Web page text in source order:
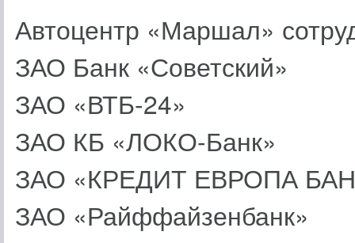
Автоцентр «Маршал»
ЗАО Банк «Советский»
ЗАО «ВТБ-24»
ЗАО КБ «ЛОКО-Банк»
ЗАО «КРЕДИТ ЕВРОПА
ЗАО «Райффайзенбанк»